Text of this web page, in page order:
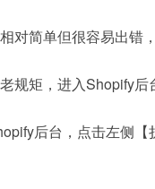
对简单但很容易出错
规矩，进入Shopify后
后台，点击左侧【